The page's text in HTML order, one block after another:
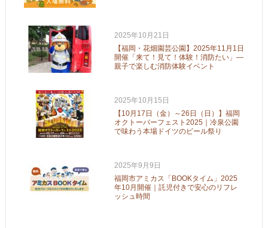
2025年10月21日
【福岡・花畑園芸公園】2025年11月1日
開催「来て！見て！体験！消防たい」—
親子で楽しむ消防体験イベント
2025年10月15日
【10月17日（金）～26日（日）】福岡
オクトーバーフェスト2025｜冷泉公園
で味わう本場ドイツのビール祭り
2025年9月9日
福岡市アミカス「BOOKタイム」2025
年10月開催｜託児付きで安心のリフレ
ッシュ時間